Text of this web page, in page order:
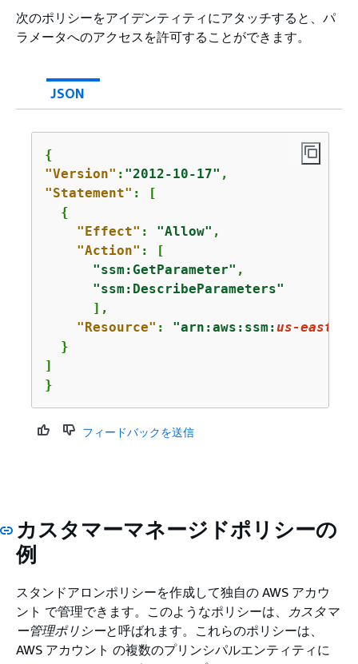
次のポリシーをアイデンティティにアタッチすると、パ
ラメータへのアクセスを許可することができます。
JSON
{
"Version" : "2012-10-17"
"Statement" : [
{
"Effect" : "Allow" ,
"Action" : [
"ssm:GetParameter" ,
"ssm:DescribeParameters"
      ],
"Resource" : "arn:aws:ssm:us-east-1
  }
]
}
フィードバックを送信
カスタマーマネージドポリシーの
例
スタンドアロンポリシーを作成して独自の AWS アカウ
ント で管理できます。このようなポリシーは、
カスタマ
ー管理ポリシーと呼ばれます。これらのポリシーは、
AWS アカウント の複数のプリンシパルエンティティに